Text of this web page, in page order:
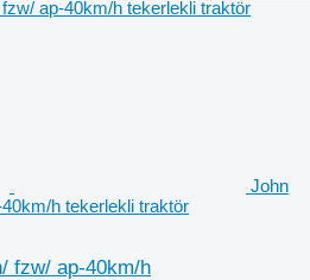
John
h tekerlekli traktör
fzw/ ap-40km/h